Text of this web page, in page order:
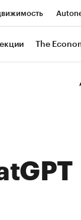
Визионеры
The